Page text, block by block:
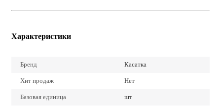
Характеристики
Бренд Касатка
Хит продаж Нет
Базовая единица шт